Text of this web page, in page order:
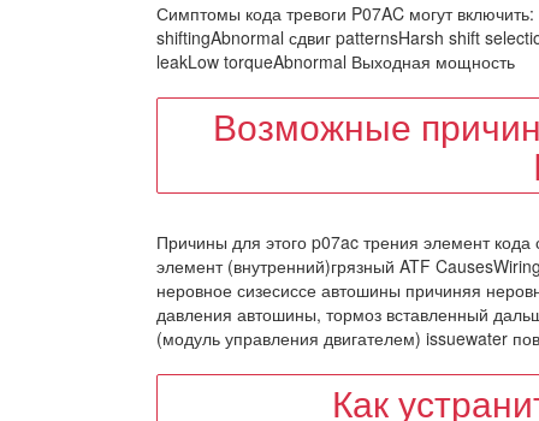
Симптомы кода тревоги P07AC могут
shiftingAbnormal сдвиг patternsHarsh shift
leakLow torqueAbnormal Выходная мощность
Возможные
Причины для этого p07ac трения элемент
элемент (внутренний)грязный ATF
неровное сизесиссе автошины причиняя
давления автошины, тормоз вставленный
(модуль управления двигателем) issuewater
Как